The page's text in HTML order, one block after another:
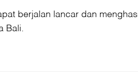
berjalan lancar dan
Bali.